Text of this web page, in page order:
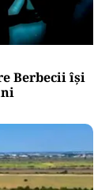
Berbecii își